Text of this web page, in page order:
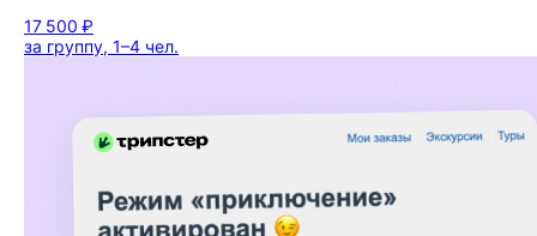
17 500 ₽
за группу, 1–4 чел.